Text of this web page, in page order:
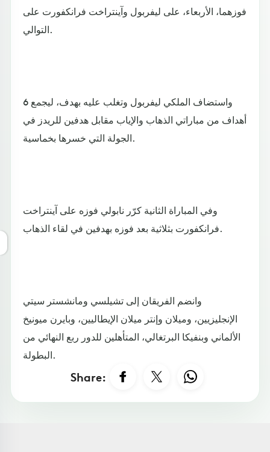
فوزهما، الأربعاء، على ليفربول وآينتراخت فرانكفورت على
التوالي.
واستضاف الملكي ليفربول وتغلب عليه بهدف، ليجمع 6
أهداف من مباراتي الذهاب والإياب مقابل هدفين للريدز في
الجولة التي خسرها بخماسية.
وفي المباراة الثانية كرّر نابولي فوزه على آينتراخت
فرانكفورت بثلاثية بعد فوزه بهدفين في لقاء الذهاب.
وانضم الفريقان إلى تشيلسي ومانشستر سيتي
الإنجليزيين، وميلان وإنتر ميلان الإيطاليين، وبايرن ميونيخ
الألماني وبنفيكا البرتغالي، المتأهلين للدور ربع النهائي من
البطولة.
Share: